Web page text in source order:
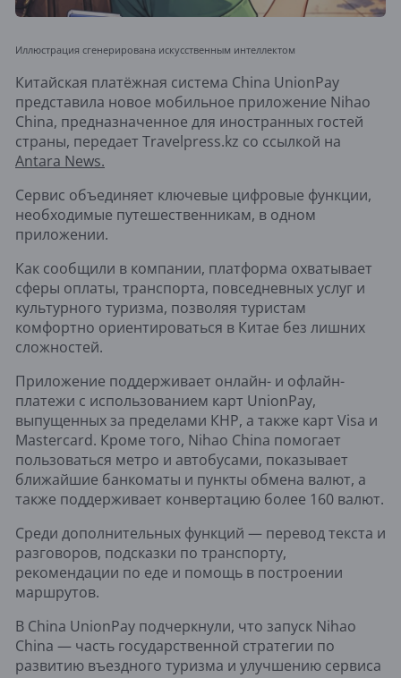
Иллюстрация сгенерирована искусственным интеллектом
Китайская платёжная система China UnionPay
представила новое мобильное приложение Nihao
China, предназначенное для иностранных гостей
страны, передает Travelpress.kz со ссылкой на
Antara News.
Сервис объединяет ключевые цифровые функции,
необходимые путешественникам, в одном
приложении.
Как сообщили в компании, платформа охватывает
сферы оплаты, транспорта, повседневных услуг и
культурного туризма, позволяя туристам
комфортно ориентироваться в Китае без лишних
сложностей.
Приложение поддерживает онлайн- и офлайн-
платежи с использованием карт UnionPay,
выпущенных за пределами КНР, а также карт Visa и
Mastercard. Кроме того, Nihao China помогает
пользоваться метро и автобусами, показывает
ближайшие банкоматы и пункты обмена валют, а
также поддерживает конвертацию более 160 валют.
Среди дополнительных функций — перевод текста и
разговоров, подсказки по транспорту,
рекомендации по еде и помощь в построении
маршрутов.
В China UnionPay подчеркнули, что запуск Nihao
China — часть государственной стратегии по
развитию въездного туризма и улучшению сервиса